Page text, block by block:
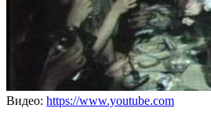
Видео: https://www.youtube.com